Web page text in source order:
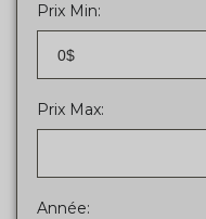
Prix Min:
0$
Prix Max:
Année: